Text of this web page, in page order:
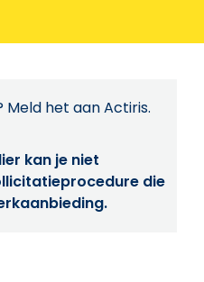
Meld het aan Actiris.
kan je niet
die